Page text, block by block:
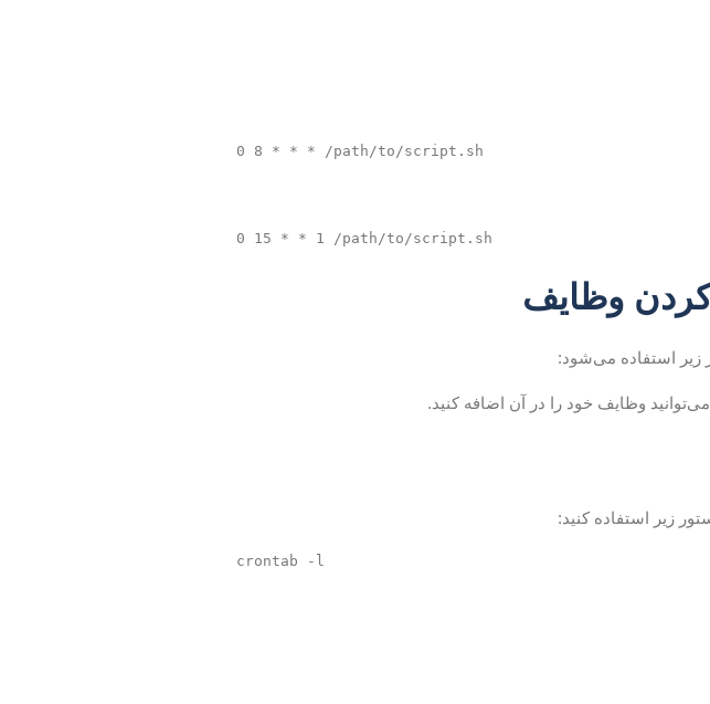
زیر استفاده می‌شود:
زیر استفاده کنید: